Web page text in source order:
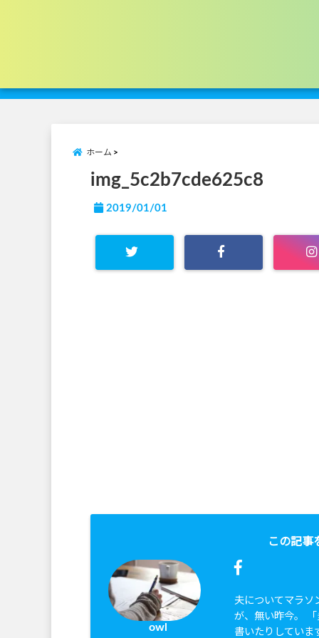
ホーム
img_5c2b7cde625c8
2019/01/01
この記事
owl
夫についてマラソ
が、無い昨今。
書いたりしていま